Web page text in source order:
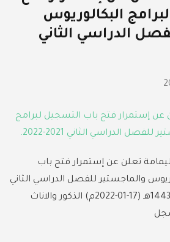
البكالوريوس
الدراسي الثاني
تعلن عن إستمرار فتح باب
والماجستير للفصل الدراسي الثاني
2021-2022. البدء: 13-06-1443هـ (17-01-2022م) الذكور والاناث